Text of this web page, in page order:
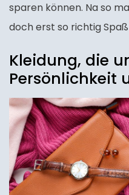
sparen können. Na so
doch erst so richtig
Kleidung, die
Persönlichkeit